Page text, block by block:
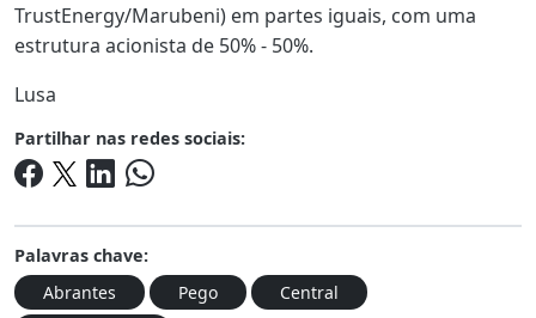
TrustEnergy/Marubeni) em partes iguais, com uma
estrutura acionista de 50% - 50%.
Lusa
Partilhar nas redes sociais:
Palavras chave:
Abrantes
Pego
Central